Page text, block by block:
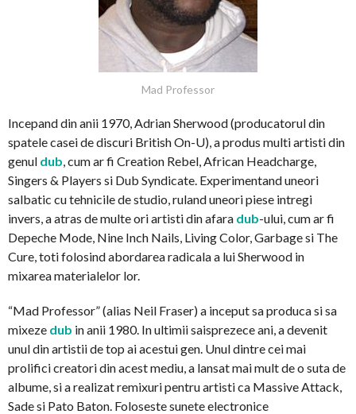
Mad Professor
Incepand din anii 1970, Adrian Sherwood (producatorul din
spatele casei de discuri British On-U), a produs multi artisti din
genul dub, cum ar fi Creation Rebel, African Headcharge,
Singers & Players si Dub Syndicate. Experimentand uneori
salbatic cu tehnicile de studio, ruland uneori piese intregi
invers, a atras de multe ori artisti din afara dub-ului, cum ar fi
Depeche Mode, Nine Inch Nails, Living Color, Garbage si The
Cure, toti folosind abordarea radicala a lui Sherwood in
mixarea materialelor lor.
“Mad Professor” (alias Neil Fraser) a inceput sa produca si sa
mixeze dub in anii 1980. In ultimii saisprezece ani, a devenit
unul din artistii de top ai acestui gen. Unul dintre cei mai
prolifici creatori din acest mediu, a lansat mai mult de o suta de
albume, si a realizat remixuri pentru artisti ca Massive Attack,
Sade si Pato Baton. Foloseste sunete electronice